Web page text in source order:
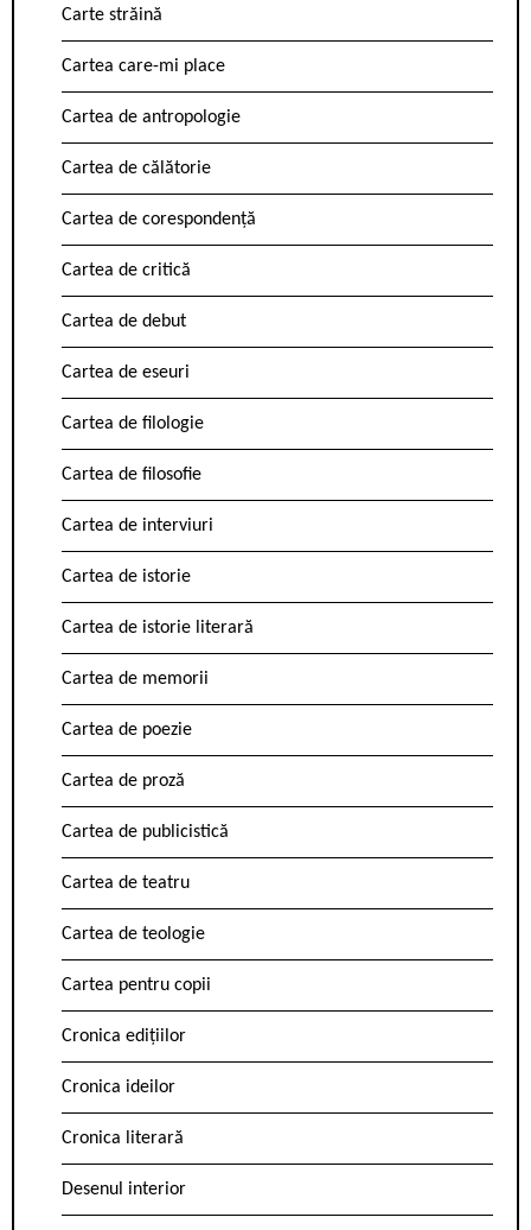
Carte străină
Cartea care-mi place
Cartea de antropologie
Cartea de călătorie
Cartea de corespondență
Cartea de critică
Cartea de debut
Cartea de eseuri
Cartea de filologie
Cartea de filosofie
Cartea de interviuri
Cartea de istorie
Cartea de istorie literară
Cartea de memorii
Cartea de poezie
Cartea de proză
Cartea de publicistică
Cartea de teatru
Cartea de teologie
Cartea pentru copii
Cronica edițiilor
Cronica ideilor
Cronica literară
Desenul interior